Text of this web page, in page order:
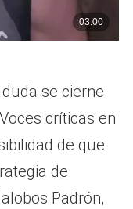
se cierne
críticas en
de que
de
Padrón,